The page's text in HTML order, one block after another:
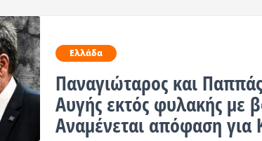
Ελλάδα
Παναγιώταρος και
Αυγής εκτός φυλακής με
Αναμένεται απόφαση για